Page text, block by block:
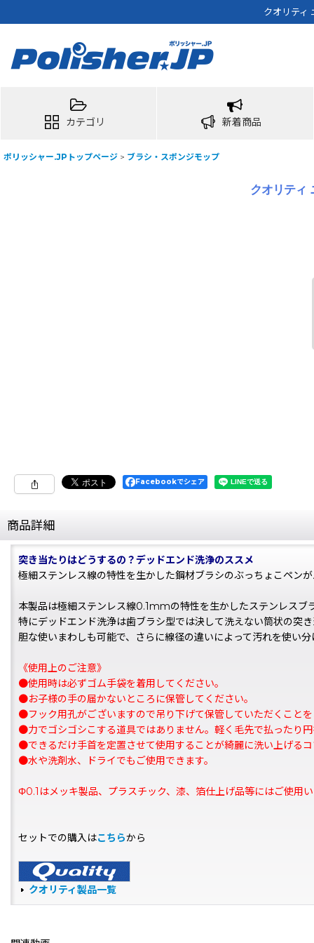
クオリティ
カテゴリ 新着商品
ポリッシャー.JPトップページ > ブラシ・スポンジモップ
クオリティ
Facebookでシェア
商品詳細
突き当たりはどうするの？デッドエンド洗浄のススメ
極細ステンレス線の特性を生かした鋼材ブラシのぶっちょこペン
本製品は極細ステンレス線0.1mmの特性を⽣かしたステンレス
特にデッドエンド洗浄は⻭ブラシ型では決して洗えない筒状の突
胆な使いまわしも可能で、さらに線径の違いによって汚れを使い
《使用上のご注意》
●使用時は必ずゴム手袋を着用してください。
●お子様の手の届かないところに保管してください。
●フック用孔がございますので吊り下げて保管していただくこと
●力でゴシゴシこする道具ではありません。軽く毛先で払ったり
●できるだけ手首を定置させて使用することが綺麗に洗い上げる
●水や洗剤水、ドライでもご使用できます。
Φ0.1はメッキ製品、プラスチック、漆、箔仕上げ品等にはご使⽤
セットでの購入はこちらから
クオリティ製品一覧